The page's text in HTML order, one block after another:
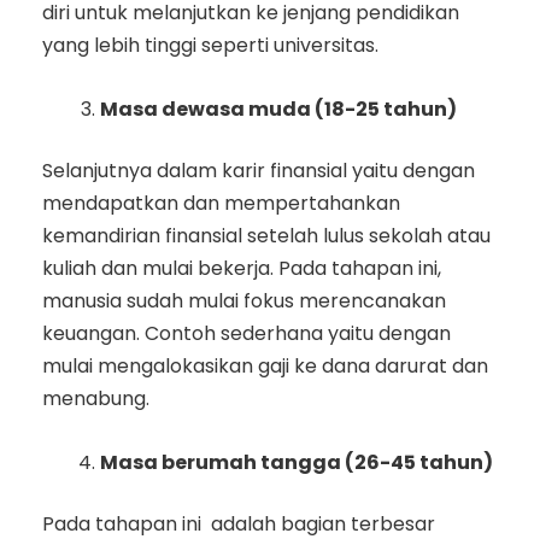
diri untuk melanjutkan ke jenjang pendidikan
yang lebih tinggi seperti universitas.
Masa dewasa muda (18-25 tahun)
Selanjutnya dalam karir finansial yaitu dengan
mendapatkan dan mempertahankan
kemandirian finansial setelah lulus sekolah atau
kuliah dan mulai bekerja. Pada tahapan ini,
manusia sudah mulai fokus merencanakan
keuangan. Contoh sederhana yaitu dengan
mulai mengalokasikan gaji ke dana darurat dan
menabung.
Masa berumah tangga (26-45 tahun)
Pada tahapan ini adalah bagian terbesar